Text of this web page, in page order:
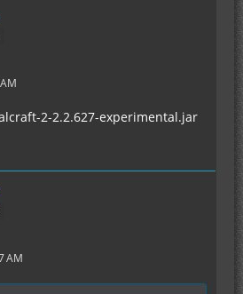
2-2.2.627-experimental.jar
AM